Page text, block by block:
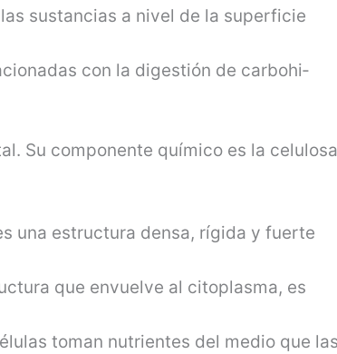
sustancias a nivel de la super­ficie
con la digestión de carbohi­
Su componente químico es la
una estructura densa, rígida y fuerte
que envuelve al citoplasma, es
toman nutrientes del medio que las